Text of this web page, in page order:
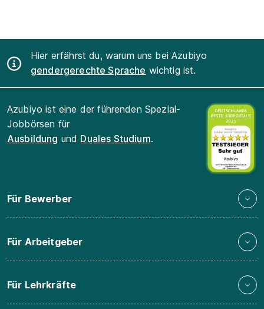
Hier erfährst du, warum uns bei Azubiyo
gendergerechte Sprache wichtig ist.
Azubiyo ist eine der führenden Spezial-
Jobbörsen für
Ausbildung und Duales Studium.
Für Bewerber
Für Arbeitgeber
Für Lehrkräfte